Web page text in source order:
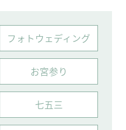
フォトウェディング
お宮参り
七五三